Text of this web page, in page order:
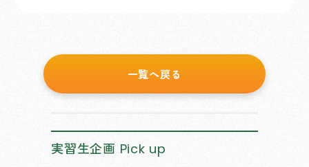
一覧へ戻る
実習生企画 Pick up